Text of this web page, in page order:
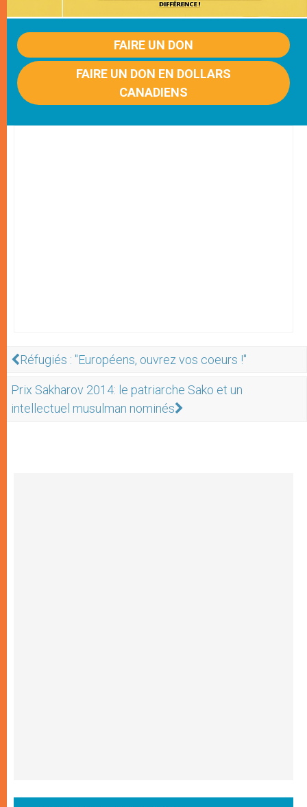
FAIRE UN DON
FAIRE UN DON EN DOLLARS
CANADIENS
Réfugiés : "Européens, ouvrez vos coeurs !"
Prix Sakharov 2014: le patriarche Sako et un
intellectuel musulman nominés